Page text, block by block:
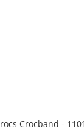
Crocband -